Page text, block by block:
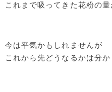
これまで吸ってきた花粉の
今は平気かもしれませんが
これから先どうなるかは分か